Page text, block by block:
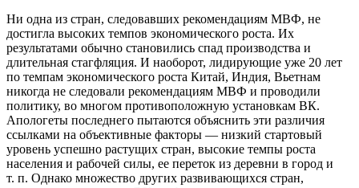
Ни одна из стран, следовавших рекомендациям МВФ, не
достигла высоких темпов экономического роста. Их
результатами обычно становились спад производства и
длительная стагфляция. И наоборот, лидирующие уже 20 лет
по темпам экономического роста Китай, Индия, Вьетнам
никогда не следовали рекомендациям МВФ и проводили
политику, во многом противоположную установкам ВК.
Апологеты последнего пытаются объяснить эти различия
ссылками на объективные факторы — низкий стартовый
уровень успешно растущих стран, высокие темпы роста
населения и рабочей силы, ее переток из деревни в город и
т. п. Однако множество других развивающихся стран,